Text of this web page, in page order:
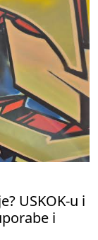
USKOK-u i
i